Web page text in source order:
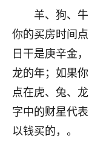
羊、狗、
你的买房时间
日干是庚辛金
龙的年；如果
点在虎、兔、
字中的财星代
以钱买的，。
之后，心情
果问题。今
了，老师
鹿森：是
触，首
不由人！
1天前 来自四